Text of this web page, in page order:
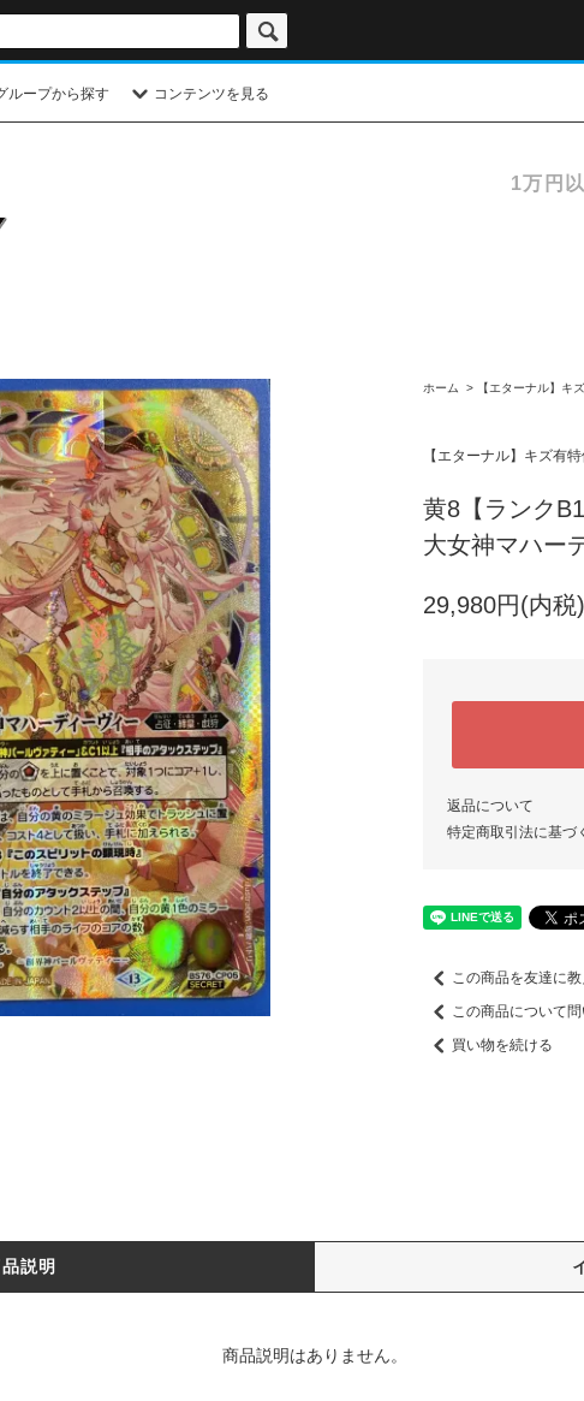
ループから探す コンテンツを見る
1万円
ホーム > 【エターナル】キ
【エターナル】キズ有
黄8【ランク
大女神マハー
29,980円(内税)
返品について
特定商取引法に基づ
この商品を友達に
この商品について
買い物を続ける
説明
商品説明はありません。